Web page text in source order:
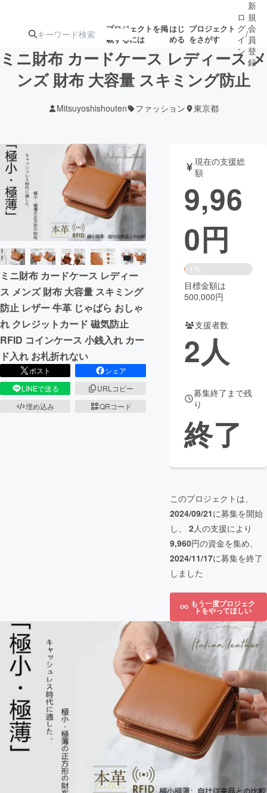
プロジェクトを掲
載するには
はじ
める
プロジェクト
をさがす
ターン
ジェクト
募集終了が近いプ
ロジェクト
されます
アート・写真 音楽
テクノロジー・ガジェット ゲーム・サ
映像・映画 書籍・雑誌
ビジネス・起業 チャレンジ
まちづくり・地域活性化
CAMPFIRE for Social Good
CAMPFIRE Creation
CAMPFIREふるさと納税machi-ya コミュニティ
ロ
グ
イ
ン
/
新
規
会
員
登
録
ミニ財布 カードケース レディース メ
ンズ 財布 大容量 スキミング防止
Mitsuyoshishouten ファッション 東京都
ミニ財布 カードケース レディー
ス メンズ 財布 大容量 スキミング
防止 レザー 牛革 じゃばら おしゃ
れ クレジットカード 磁気防止
RFID コインケース 小銭入れ カー
ド入れ お札折れない
ポスト
シェア
LINEで送る
URLコピー
埋め込み
QRコード
現在の支援総
額
9,96
0円
1%
目標金額は
500,000円
支援者数
2人
募集終了まで残
り
終了
このプロジェクトは、
2024/09/21に募集を開始
し、 2人の支援により
9,960円の資金を集め、
2024/11/17に募集を終了
しました
もう一度プロジェク
トをやってほしい